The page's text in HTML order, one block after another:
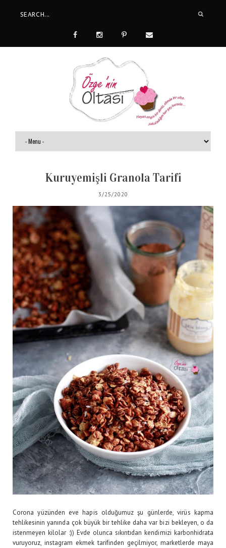
Kuruyemişli Granola Tarifi
3/25/2020
Corona yüzünden eve hapis olduğumuz şu günlerde, virüs kapma
tehlikesinin yanında çok büyük bir tehlike daha var bizi bekleyen, o da
istenmeyen kilolar :)) Evde olunca sıkıntıdan kendimizi karbonhidrata
vuruyoruz, instagram ekmek tarifinden geçilmiyor, marketlerde maya